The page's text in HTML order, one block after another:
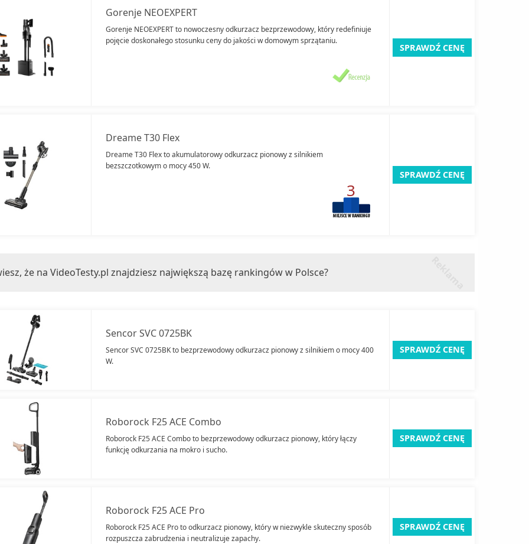
Gorenje NEOEXPERT
Gorenje NEOEXPERT to nowoczesny odkurzacz bezprzewodowy, który redefiniuje
pojęcie doskonałego stosunku ceny do jakości w domowym sprzątaniu.
SPRAWDŹ CENĘ
Dreame T30 Flex
Dreame T30 Flex to akumulatorowy odkurzacz pionowy z silnikiem
bezszczotkowym o mocy 450 W.
3
SPRAWDŹ CENĘ
że na VideoTesty.pl znajdziesz największą bazę rankingów w Polsce?
Sencor SVC 0725BK
Sencor SVC 0725BK to bezprzewodowy odkurzacz pionowy z silnikiem o mocy 400
W.
SPRAWDŹ CENĘ
Roborock F25 ACE Combo
Roborock F25 ACE Combo to bezprzewodowy odkurzacz pionowy, który łączy
funkcję odkurzania na mokro i sucho.
SPRAWDŹ CENĘ
Roborock F25 ACE Pro
Roborock F25 ACE Pro to odkurzacz pionowy, który w niezwykle skuteczny sposób
rozpuszcza zabrudzenia i neutralizuje zapachy.
SPRAWDŹ CENĘ